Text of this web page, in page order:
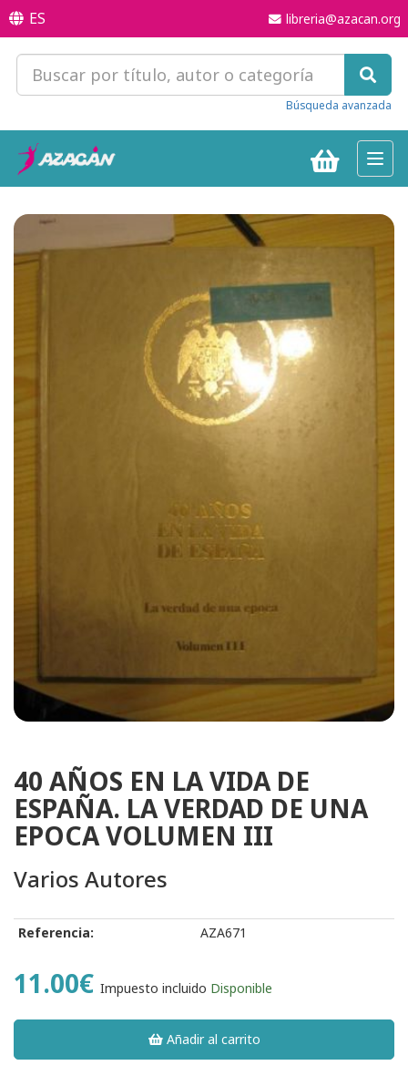
ES libreria@azacan.org
Búsqueda avanzada
40 AÑOS EN LA VIDA DE
ESPAÑA. LA VERDAD DE UNA
EPOCA VOLUMEN III
Varios Autores
Referencia: AZA671
11.00€ Impuesto incluido Disponible
Añadir al carrito